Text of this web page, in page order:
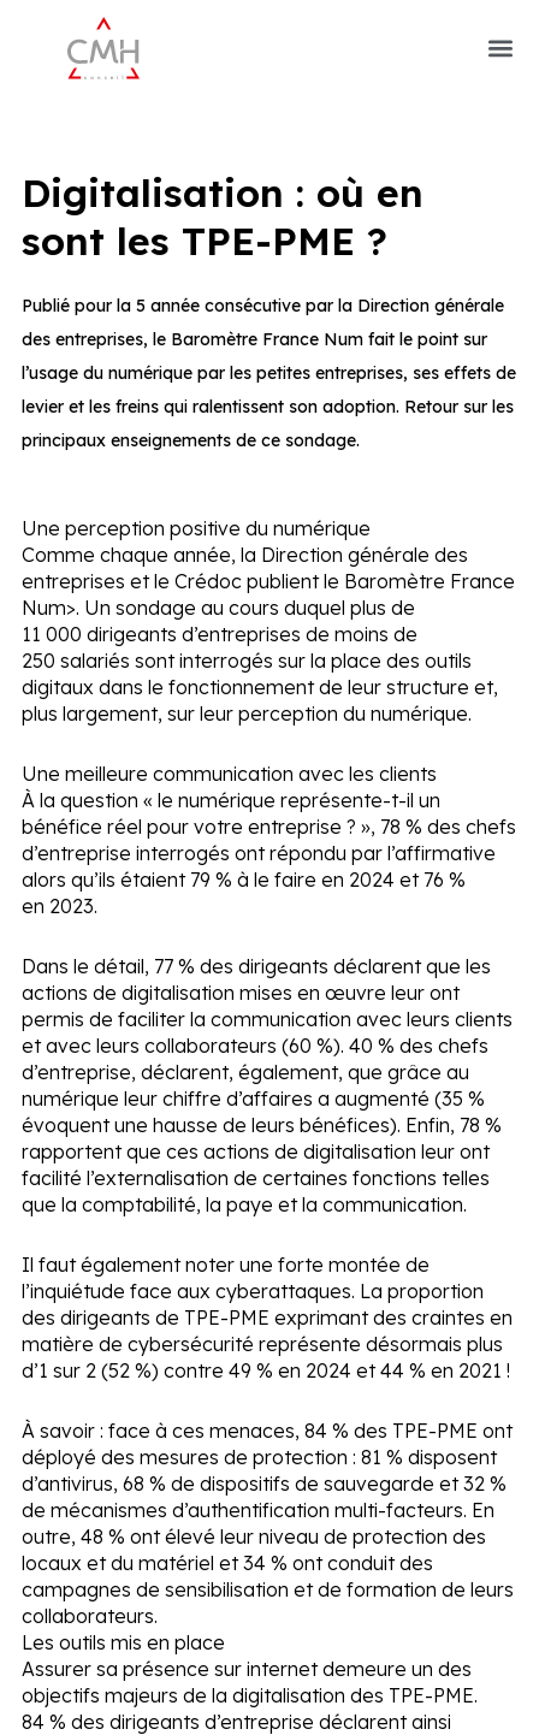
Digitalisation : où en
sont les TPE-PME ?
Publié pour la 5 année consécutive par la Direction générale
des entreprises, le Baromètre France Num fait le point sur
l’usage du numérique par les petites entreprises, ses effets de
levier et les freins qui ralentissent son adoption. Retour sur les
principaux enseignements de ce sondage.
Une perception positive du numérique
Comme chaque année, la Direction générale des
entreprises et le Crédoc publient le Baromètre France
Num>. Un sondage au cours duquel plus de
11 000 dirigeants d’entreprises de moins de
250 salariés sont interrogés sur la place des outils
digitaux dans le fonctionnement de leur structure et,
plus largement, sur leur perception du numérique.
Une meilleure communication avec les clients
À la question « le numérique représente-t-il un
bénéfice réel pour votre entreprise ? », 78 % des chefs
d’entreprise interrogés ont répondu par l’affirmative
alors qu’ils étaient 79 % à le faire en 2024 et 76 %
en 2023.
Dans le détail, 77 % des dirigeants déclarent que les
actions de digitalisation mises en œuvre leur ont
permis de faciliter la communication avec leurs clients
et avec leurs collaborateurs (60 %). 40 % des chefs
d’entreprise, déclarent, également, que grâce au
numérique leur chiffre d’affaires a augmenté (35 %
évoquent une hausse de leurs bénéfices). Enfin, 78 %
rapportent que ces actions de digitalisation leur ont
facilité l’externalisation de certaines fonctions telles
que la comptabilité, la paye et la communication.
Il faut également noter une forte montée de
l’inquiétude face aux cyberattaques. La proportion
des dirigeants de TPE-PME exprimant des craintes en
matière de cybersécurité représente désormais plus
d’1 sur 2 (52 %) contre 49 % en 2024 et 44 % en 2021 !
À savoir : face à ces menaces, 84 % des TPE-PME ont
déployé des mesures de protection : 81 % disposent
d’antivirus, 68 % de dispositifs de sauvegarde et 32 %
de mécanismes d’authentification multi-facteurs. En
outre, 48 % ont élevé leur niveau de protection des
locaux et du matériel et 34 % ont conduit des
campagnes de sensibilisation et de formation de leurs
collaborateurs.
Les outils mis en place
Assurer sa présence sur internet demeure un des
objectifs majeurs de la digitalisation des TPE-PME.
84 % des dirigeants d’entreprise déclarent ainsi